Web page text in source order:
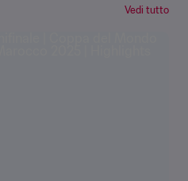
Vedi tutto